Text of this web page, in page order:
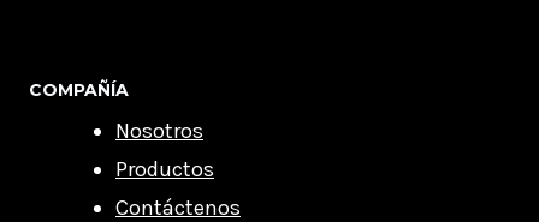
COMPAÑÍA
Nosotros
Productos
Contáctenos